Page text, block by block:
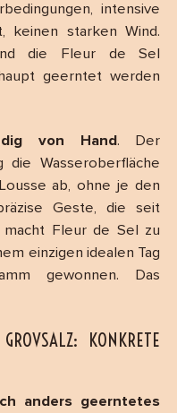
intensive
keinen starken Wind.
die Fleur de Sel
geerntet werden
von Hand. Der
die Wasseroberfläche
ab, ohne je den
Geste, die seit
macht Fleur de Sel zu
einzigen idealen Tag
gewonnen. Das
KONKRETE
anders geerntetes